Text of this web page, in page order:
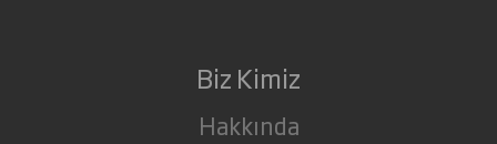
Biz Kimiz
Hakkında